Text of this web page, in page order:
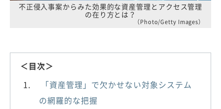
不正侵入事案からみた効果的な資産管理とアクセス管理
の在り方とは？
（Photo/Getty Images）
＜目次＞
「資産管理」で欠かせない対象システム
の網羅的な把握